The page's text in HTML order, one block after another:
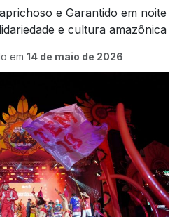
e Garantido em noite
e cultura amazônica
em 14 de maio de 2026